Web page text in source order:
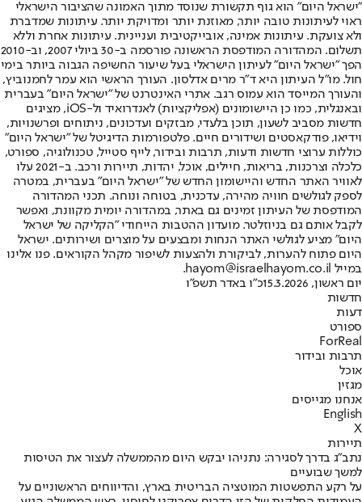
"ישראל היום" הוא גוף תקשורת שנוסד מתוך האמונה שהציבור הישראלי
ראוי לעיתונות טובה יותר, מאוזנת יותר ומדויקת יותר. עיתונות שמדברת
ולא צועקת. עיתונות אמינה, אובייקטיבית ועניינית. עיתונות אחרת וללא
תשלום. המהדורה המודפסת הראשונה פורסמה ב-30 ביולי 2007, וב-2010
הפך "ישראל היום" לעיתון הישראלי בעל שיעור החשיפה הגבוה ביותר בימי
חול. מו"ל העיתון היא ד"ר מרים אדלסון. העורך הראשי הוא עמר לחמנוביץ,
והעורך המייסד הוא עמוס רגב. אתרי האינטרנט של "ישראל היום" בעברית
ובאנגלית, כמו כן היישומונים (אפליקציות) לאנדרואיד ול-iOS, מציגים
חדשות מסביב לשעון, תוכן בלעדי, מבזקים ועדכונים, ניתוחים ופרשנויות,
וידיאו, פודקאסטים ושידורים חיים. פלטפורמות הדיגיטל של "ישראל היום"
כוללות ערוצי חדשות ודעות, תרבות ובידור, לייף סטייל, טכנולוגיה, ספורט,
כלכלה וצרכנות, בריאות, חיילים, אוכל, יהדות, תיירות ורכב. ב-2021 עלו
לאוויר האתר החדש והיישומון החדש של "ישראל היום" בעברית, במטרה
לספק לגולשים חוויה מהירה, עדכנית, בטוחה ונוחה. תכני המהדורה
המודפסת של העיתון זמינים גם באתר, במהדורה יומית מקוונת, ואפשר
לקבל אותם גם בניוזלטר. מועדון ההטבות הייחודי "הקליקה של ישראל
היום" מציע לגולשי האתר הנחות ומבצעים על מוצרים ושירותים. ישראל
היום פתוח להערות, לביקורת ולהצעות לשיפור מקהל הקוראים. פנו אלינו
במייל hayom@israelhayom.co.il.
יום ראשון, 15.3.2026
כ"ו באדר תשפ"ו
חדשות
דעות
ספורט
ForReal
תרבות ובידור
אוכל
מגזין
אנחנו מגייסים
English
X
תיירות
נתב"ג בדרך לסגירה: נתניהו יבקש היום מהממשלה לעצור את הטיסות
למשך שבועיים
על רקע התפשטות המוטציה הבריטית בארץ, והדיווחים הראשוניים על